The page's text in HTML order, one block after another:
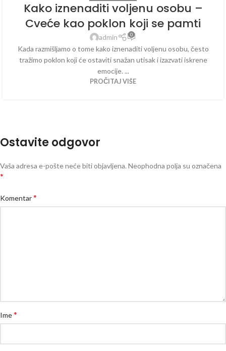
Kako iznenaditi voljenu osobu –
Cveće kao poklon koji se pamti
admin 0
Kada razmišljamo o tome kako iznenaditi voljenu osobu, često
tražimo poklon koji će ostaviti snažan utisak i izazvati iskrene
emocije. ...
PROČITAJ VIŠE
Ostavite odgovor
Vaša adresa e-pošte neće biti objavljena. Neophodna polja su označena
*
Komentar*
Ime*